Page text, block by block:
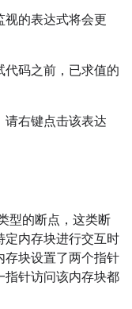
视的表达式将会更
码之前，已求值的
请右键点击该表达
型的断点，这类断
定内存块进行交互时
存块设置了两个指针
指针访问该内存块都